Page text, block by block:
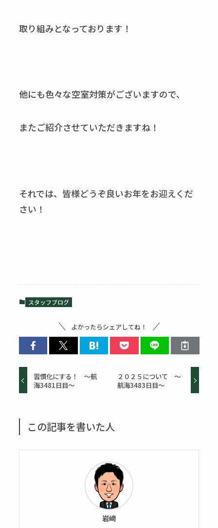
取り組みとなっております！
他にも色々な空室対策がございますので、
またご紹介させていただきますね！
それでは、皆様どうぞ良いお年をお迎えくだ
さい！
スタッフブログ
よかったらシェアしてね！
習慣化にする！ ～航
海3481日目～
２０２５について ～
航海3483日目～
この記事を書いた人
岩﨑